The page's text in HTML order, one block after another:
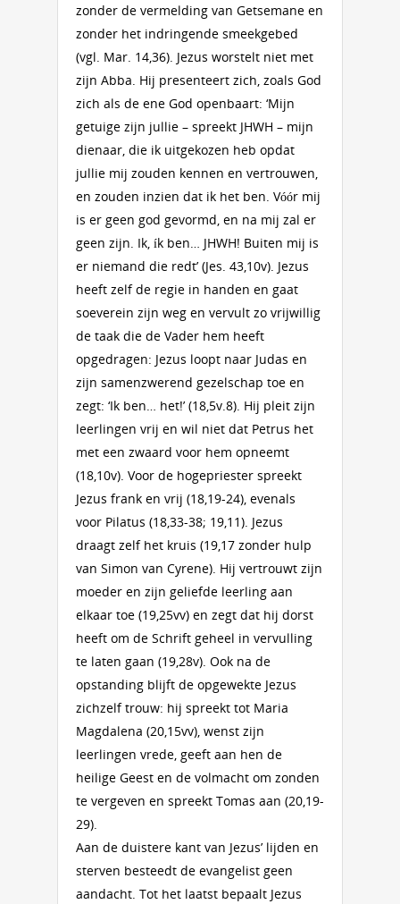
zonder de vermelding van Getsemane en
zonder het indringende smeekgebed
(vgl. Mar. 14,36). Jezus worstelt niet met
zijn Abba. Hij presenteert zich, zoals God
zich als de ene God openbaart: ‘Mijn
getuige zijn jullie – spreekt JHWH – mijn
dienaar, die ik uitgekozen heb opdat
jullie mij zouden kennen en vertrouwen,
en zouden inzien dat ik het ben. Vóór mij
is er geen god gevormd, en na mij zal er
geen zijn. Ik, ík ben… JHWH! Buiten mij is
er niemand die redt’ (Jes. 43,10v). Jezus
heeft zelf de regie in handen en gaat
soeverein zijn weg en vervult zo vrijwillig
de taak die de Vader hem heeft
opgedragen: Jezus loopt naar Judas en
zijn samenzwerend gezelschap toe en
zegt: ‘Ik ben… het!’ (18,5v.8). Hij pleit zijn
leerlingen vrij en wil niet dat Petrus het
met een zwaard voor hem opneemt
(18,10v). Voor de hogepriester spreekt
Jezus frank en vrij (18,19-24), evenals
voor Pilatus (18,33-38; 19,11). Jezus
draagt zelf het kruis (19,17 zonder hulp
van Simon van Cyrene). Hij vertrouwt zijn
moeder en zijn geliefde leerling aan
elkaar toe (19,25vv) en zegt dat hij dorst
heeft om de Schrift geheel in vervulling
te laten gaan (19,28v). Ook na de
opstanding blijft de opgewekte Jezus
zichzelf trouw: hij spreekt tot Maria
Magdalena (20,15vv), wenst zijn
leerlingen vrede, geeft aan hen de
heilige Geest en de volmacht om zonden
te vergeven en spreekt Tomas aan (20,19-
29).
Aan de duistere kant van Jezus’ lijden en
sterven besteedt de evangelist geen
aandacht. Tot het laatst bepaalt Jezus